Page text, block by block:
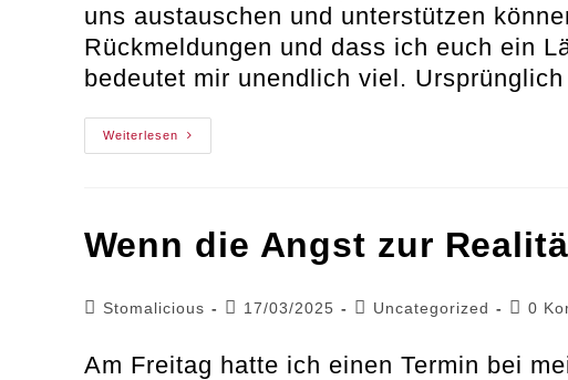
uns austauschen und unterstützen
Rückmeldungen und dass ich euch ein
bedeutet mir unendlich viel.
WeiterlesenShop
News
Wenn die Angst zur
Beitrags-
Stomalicious
Beitrag
17/03/2025
Beitrags-
Uncategorized 0
Am Freitag hatte ich einen Termin bei